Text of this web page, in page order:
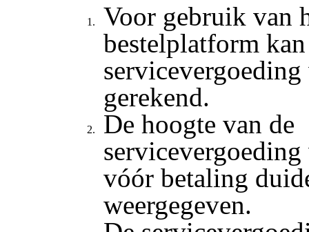
Voor gebruik van
bestelplatform kan
gerekend.
De hoogte van de
vóór betaling
weergegeven.